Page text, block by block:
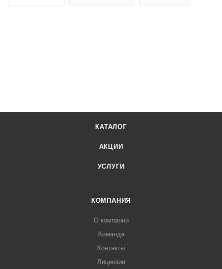
КАТАЛОГ
АКЦИИ
УСЛУГИ
КОМПАНИЯ
О компании
Команда
Контакты
Лицензии